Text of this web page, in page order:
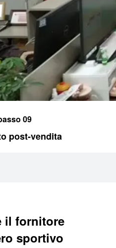
09
post-vendita
il fornitore
sportivo